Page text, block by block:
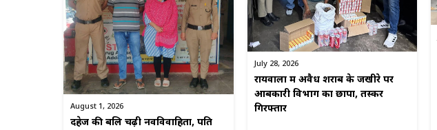
August 1, 2026
दहेज की बलि चढ़ी नवविवाहिता, पति
July 28, 2026
रायवाला में अवैध शराब के जखीरे पर
आबकारी विभाग का छापा, तस्कर
गिरफ्तार